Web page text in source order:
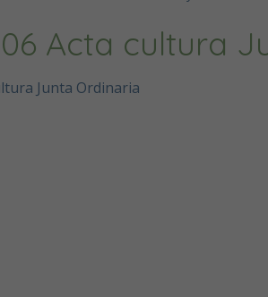
Acta cultura
Junta Ordinaria